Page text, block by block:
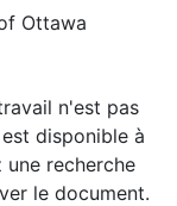
Ottawa
n'est pas
disponible à
recherche
le document.